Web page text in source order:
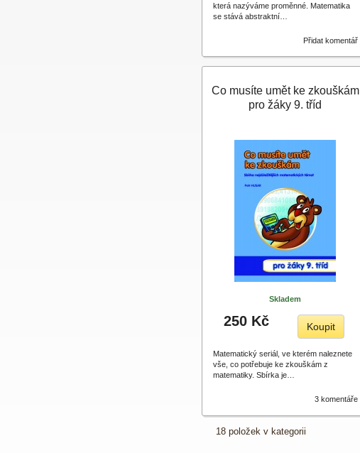
která nazýváme proměnné. Matematika
se stává abstraktní…
Přidat komentář
Co musíte umět ke zkouškám
pro žáky 9. tříd
Skladem
250 Kč Koupit
Matematický seriál, ve kterém naleznete
vše, co potřebuje ke zkouškám z
matematiky. Sbírka je…
3 komentáře
18 položek v kategorii